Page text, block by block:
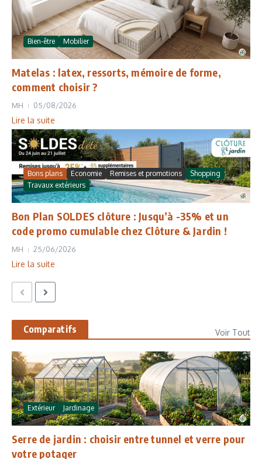
Bien-être Mobilier
Matelas : latex, ressorts, mémoire de forme,
comment choisir ?
MH 05/08/2026
Lire la suite
Bons plans Economie Remises et promotions
Shopping
Travaux extérieurs
Bon Plan SOLDES clôture : Jusqu’à -35% et un
code promo cumulable chez Clôture & Jardin !
MH 25/06/2026
Lire la suite
Comparatifs Voir Tout
Extérieur Jardinage
Serre de jardin : choisir entre tunnel et verre pour
votre potager